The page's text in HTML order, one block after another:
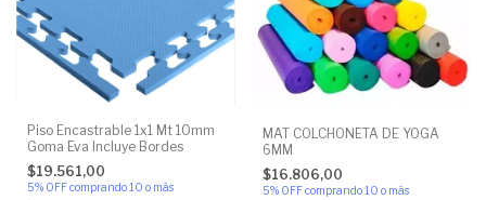
Piso Encastrable 1x1 Mt 10mm
Goma Eva Incluye Bordes
$19.561,00
5% OFFcomprando 10 o más
MAT COLCHONETA DE YOGA
6MM
$16.806,00
5% OFF comprando 10 o más